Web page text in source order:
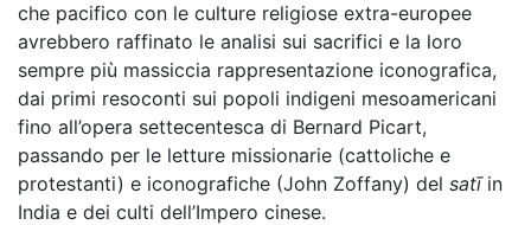
che pacifico con le culture religiose extra-europee
avrebbero raffinato le analisi sui sacrifici e la loro
sempre più massiccia rappresentazione iconografica,
dai primi resoconti sui popoli indigeni mesoamericani
fino all’opera settecentesca di Bernard Picart,
passando per le letture missionarie (cattoliche e
protestanti) e iconografiche (John Zoffany) del satīin
India e dei culti dell’Impero cinese.